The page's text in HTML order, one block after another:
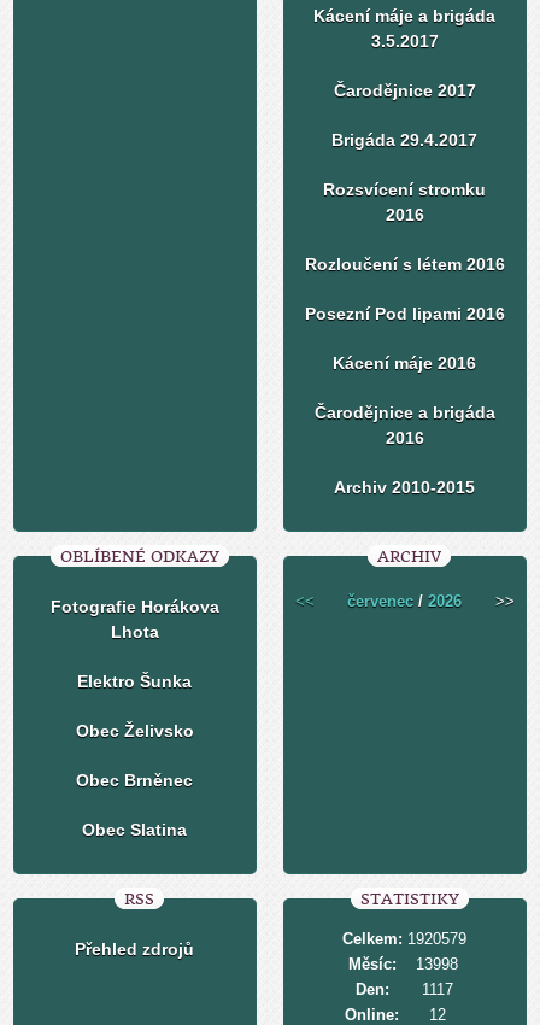
Kácení máje a brigáda
3.5.2017
Čarodějnice 2017
Brigáda 29.4.2017
Rozsvícení stromku
2016
Rozloučení s létem 2016
Posezní Pod lipami 2016
Kácení máje 2016
Čarodějnice a brigáda
2016
Archiv 2010-2015
OBLÍBENÉ ODKAZY
Fotografie Horákova
Lhota
Elektro Šunka
Obec Želivsko
Obec Brněnec
Obec Slatina
ARCHIV
<< červenec /2026 >>
RSS
Přehled zdrojů
STATISTIKY
Online: 12
Celkem: 1920579
Měsíc:
13998
Den:
1117